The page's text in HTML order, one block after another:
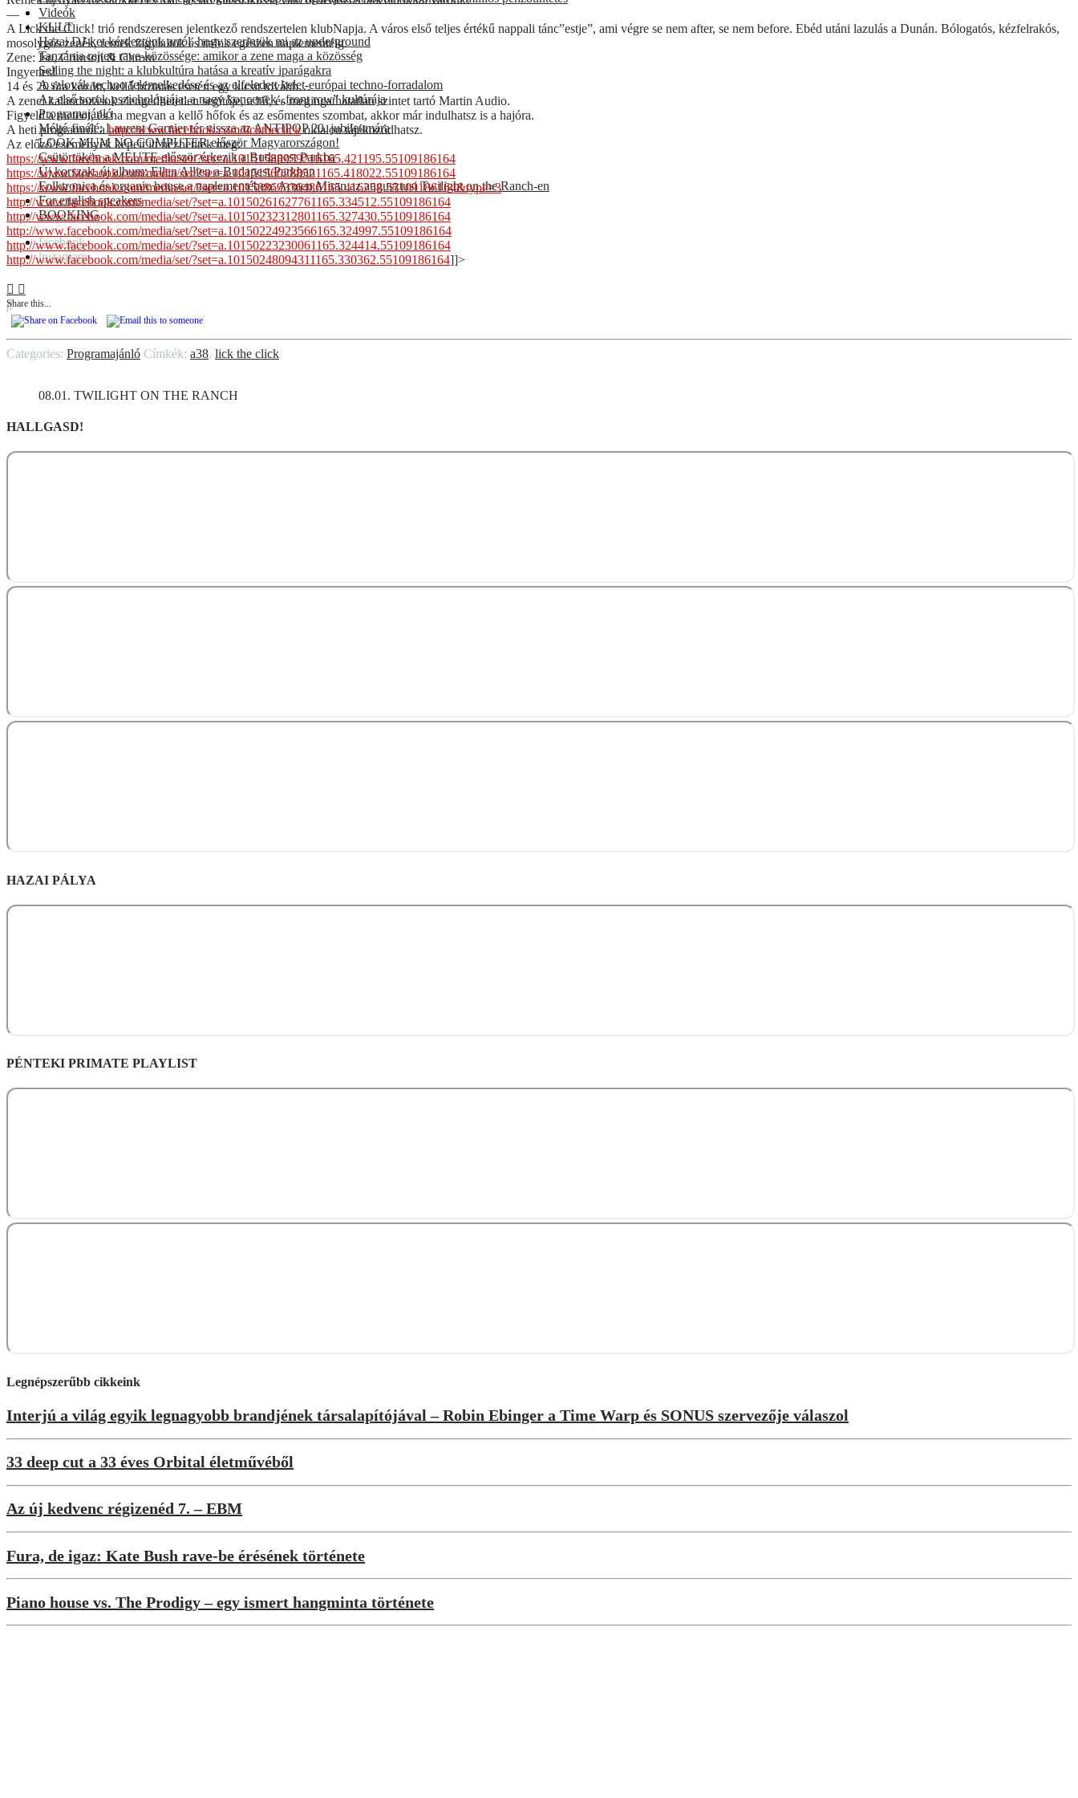
Videók
KULT
Hazai DJ-ket kérdeztünk arról, hogy szerintük mi az underground
Tanzánia rejtett rave-közössége: amikor a zene maga a közösség
Selling the night: a klubkultúra hatása a kreatív iparágakra
A szlovák techno felemelkedése és az elfeledett kelet-európai techno-forradalom
Az első sorok pszichológiája: a nagy koncertek „front row” kultúrája
Programajánló
Méltó finálé: Laurent Garnier tér vissza az ANTIPOP 20. jubileumára
LOOK MUM NO COMPUTER először Magyarországon!
Csütörtökön a MEUTE először érkezik a Budapest Parkba
Új korszak, új album: Ellen Allien a Budapest Parkban
Folktronica és organic house a naplementében: Armen Miran az augusztusi Twilight on the Ranch-en
For english speakers
BOOKING
facebook
instagram
—
A Lick the Click! trió rendszeresen jelentkező rendszertelen klubNapja. A város első teljes értékű nappali tánc”estje”, ami végre se nem after, se nem before. Ebéd utáni lazulás a Dunán. Bólogatós, kézfelrakós,
mosolygós zenék, remek fagylaltok és italok egészen naplementéig.
Zene: Isu, Crimson & Chrom
Ingyenes!
14 és 20 óra között, kellő bíztatás esetén egy kicsit tovább…
A zenei kalandozások elengedhetetlen segítője, a hű, és megingathatatlan szintet tartó Martin Audio.
Figyeld a meteot, és ha megvan a kellő hőfok és az esőmentes szombat, akkor már indulhatsz is a hajóra.
A heti programról ahttp://www.facebook.com/licktheclickoldalon tájékozódhatsz.
Az előző események képeit itt nézhetitek meg:
https://www.facebook.com/media/set/?set=a.10151588959216165.421195.55109186164
https://www.facebook.com/media/set/?set=a.10151560288521165.418022.55109186164
https://www.facebook.com/media/set/?set=a.10150869336486165.416258.55109186164&type=3
http://www.facebook.com/media/set/?set=a.10150261627761165.334512.55109186164
http://www.facebook.com/media/set/?set=a.10150232312801165.327430.55109186164
http://www.facebook.com/media/set/?set=a.10150224923566165.324997.55109186164
http://www.facebook.com/media/set/?set=a.10150223230061165.324414.55109186164
http://www.facebook.com/media/set/?set=a.10150248094311165.330362.55109186164]]>
Share this...
Categories: Programajánló Címkék: a38, lick the click
08.01. TWILIGHT ON THE RANCH
HALLGASD!
HAZAI PÁLYA
PÉNTEKI PRIMATE PLAYLIST
Legnépszerűbb cikkeink
Interjú a világ egyik legnagyobb brandjének társalapítójával – Robin Ebinger a Time Warp és SONUS szervezője válaszol
33 deep cut a 33 éves Orbital életművéből
Az új kedvenc régizenéd 7. – EBM
Fura, de igaz: Kate Bush rave-be érésének története
Piano house vs. The Prodigy – egy ismert hangminta története